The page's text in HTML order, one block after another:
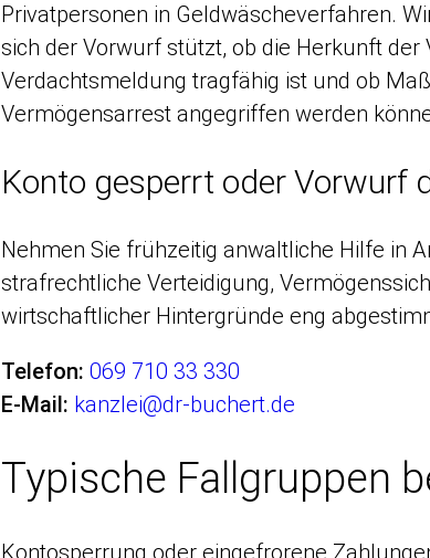
Privatpersonen in Geldwäscheverfahren.
sich der Vorwurf stützt, ob die Herkunft
Verdachtsmeldung tragfähig ist und ob
Vermögensarrest angegriffen werden
Konto gesperrt oder Vorwurf
Nehmen Sie frühzeitig anwaltliche Hilfe in
strafrechtliche Verteidigung,
wirtschaftlicher Hintergründe eng
Telefon: 069 710 33 330
E-Mail: kanzlei@dr-buchert.de
Typische Fallgruppen
Kontosperrung oder eingefrorene